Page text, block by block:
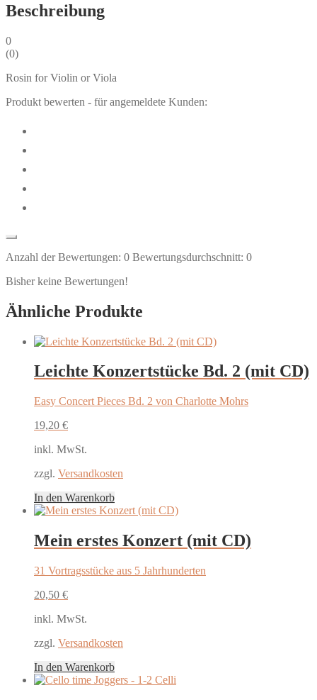
Beschreibung
0
(0)
Rosin for Violin or Viola
Produkt bewerten - für angemeldete Kunden:
Anzahl der Bewertungen: 0 Bewertungsdurchschnitt: 0
Bisher keine Bewertungen!
Ähnliche Produkte
Leichte Konzertstücke Bd. 2 (mit CD)
Easy Concert Pieces Bd. 2 von Charlotte Mohrs
19,20 €
inkl. MwSt.
zzgl. Versandkosten
In den Warenkorb
Mein erstes Konzert (mit CD)
31 Vortragsstücke aus 5 Jahrhunderten
20,50 €
inkl. MwSt.
zzgl. Versandkosten
In den Warenkorb